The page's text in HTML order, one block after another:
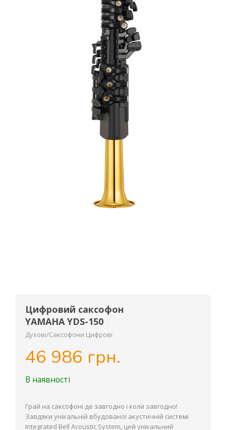
Цифровий саксофон
YAMAHA YDS-150
Духові/Саксофони Цифрові
46 986 грн.
В наявності
Грай на саксофоні де завгодно і коли завгодно!
Завдяки унікальній вбудованої акустичній системі
Integrated Bell Acoustic System, цей унікальний